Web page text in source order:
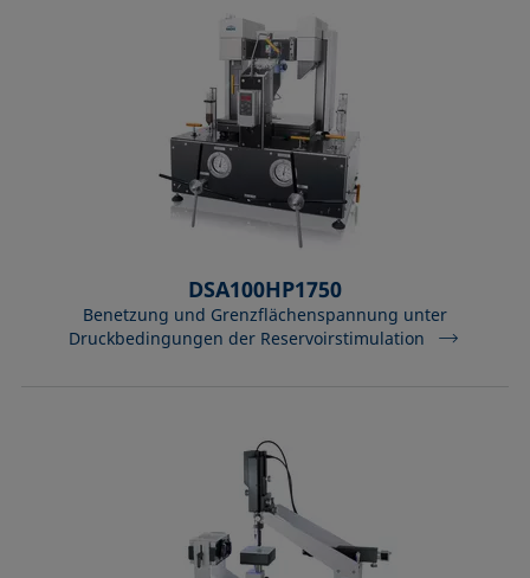
DSA100HP1750
Benetzung und Grenzflächenspannung unter
Druckbedingungen der Reservoirstimulation